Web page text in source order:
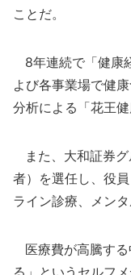
ことだ。
8年連続で「健康
よび各事業場で健
分析による「花王
また、大和証券
者）を選任し、役
ライン診療、メン
医療費が高騰する
る」というセルフ